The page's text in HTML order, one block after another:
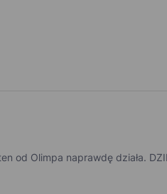
od Olimpa naprawdę działa.